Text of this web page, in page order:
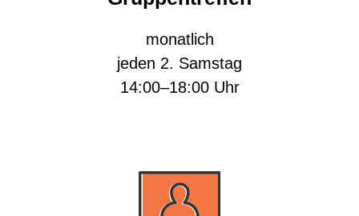
monatlich
jeden 2. Samstag
14:00–18:00 Uhr